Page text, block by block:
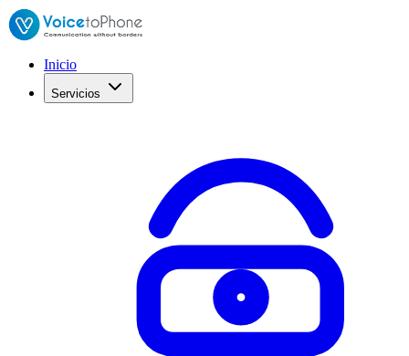
Inicio
Servicios